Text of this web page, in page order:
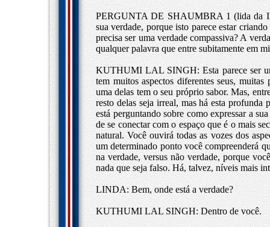
PERGUNTA DE SHAUMBRA 1 (lida da
sua verdade, porque isto parece estar
precisa ser uma verdade compassiva? A
qualquer palavra que entre subitamente em
KUTHUMI LAL SINGH: Esta parece ser
tem muitos aspectos diferentes seus, muitas
uma delas tem o seu próprio sabor. Mas,
resto delas seja irreal, mas há esta profunda
está perguntando sobre como expressar a
de se conectar com o espaço que é o mais
natural. Você ouvirá todas as vozes dos
um determinado ponto você compreenderá
na verdade, versus não verdade, porque
nada que seja falso. Há, talvez, níveis mais
LINDA: Bem, onde está a verdade?
KUTHUMI LAL SINGH: Dentro de você.